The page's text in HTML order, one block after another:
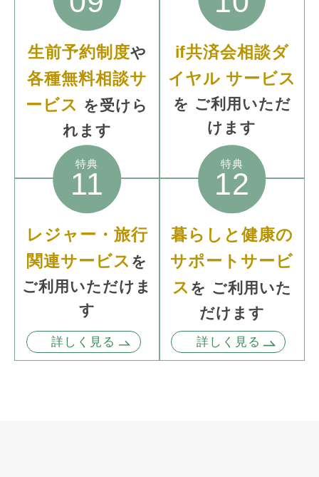
生前予約制度や
各種無料相談サ
ービス を受けら
れます
if共済会相談ダ
イヤル サービス
を ご利用いただ
けます
特典
11
レジャー・旅行
関連サービス を
ご利用いただけま
す
詳しく見る
特典
12
暮らしと健康の
サポートサービ
ス を ご利用いた
だけます
詳しく見る